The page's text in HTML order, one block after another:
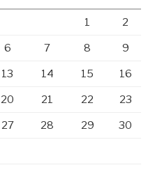
1 2
6 7 8 9
13 14 15 16
20 21 22 23
27 28 29 30